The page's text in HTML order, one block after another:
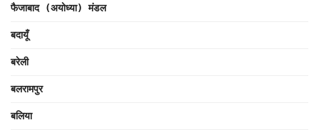
फैजाबाद (अयोध्या) मंडल
बदायूँ
बरेली
बलरामपुर
बलिया